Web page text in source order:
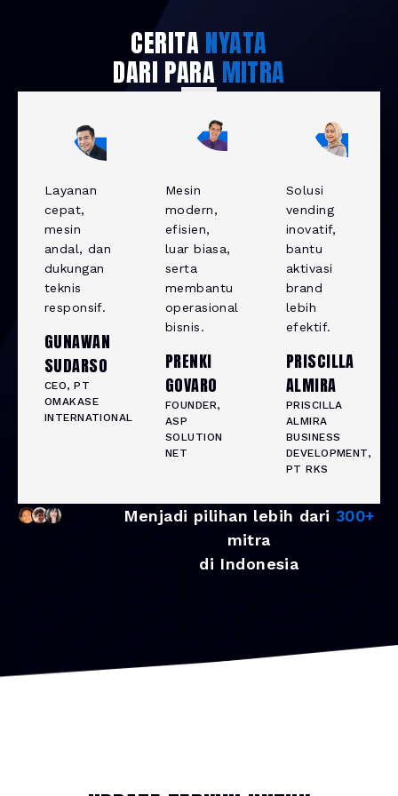
CERITANYATA
DARI PARA MITRA
Layanan
cepat,
mesin
andal, dan
dukungan
teknis
responsif.
GUNAWAN
SUDARSO
CEO, PT
OMAKASE
INTERNATIONAL
Mesin
modern,
efisien,
luar biasa,
serta
membantu
operasional
bisnis.
PRENKI
GOVARO
FOUNDER,
ASP
SOLUTION
NET
Solusi
vending
inovatif,
bantu
aktivasi
brand
lebih
efektif.
PRISCILLA
ALMIRA
PRISCILLA
ALMIRA
BUSINESS
DEVELOPMENT,
PT RKS
Menjadi pilihan lebih dari 300+
mitra
di Indonesia